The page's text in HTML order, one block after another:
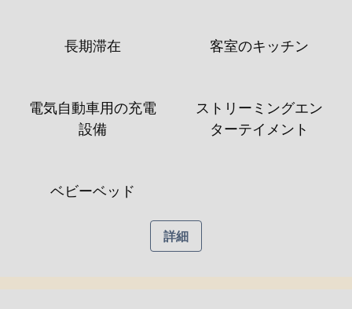
長期滞在 客室のキッチン
電気自動車用の充電
設備
ストリーミングエン
ターテイメント
ベビーベッド
詳細